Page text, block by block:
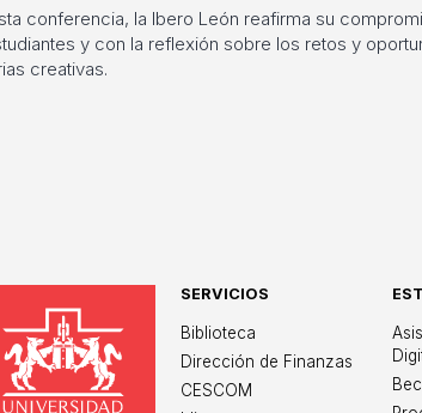
conferencia, la Ibero León reafirma su
y con la reflexión sobre los retos y
creativas.
SERVICIOS
Biblioteca
Dirección de Finanzas
CESCOM